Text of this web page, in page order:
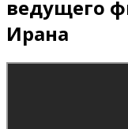
ведущего
Ирана